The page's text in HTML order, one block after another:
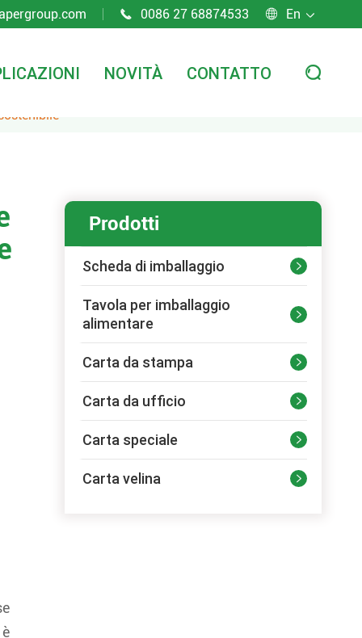
 0086 27 68874533  En 
NOVITÀ CONTATTO 
Prodotti
Scheda di imballaggio 
Tavola per imballaggio
alimentare

Carta da stampa 
Carta da ufficio 
Carta speciale 
Carta velina 